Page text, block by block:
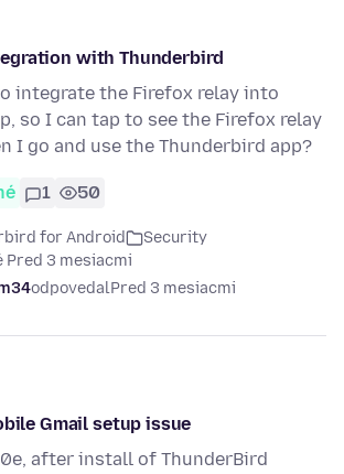
with Thunderbird
integrate the Firefox relay into
so I can tap to see the Firefox relay
I go and use the Thunderbird app?
1 50
for Android
Security
Pred 3 mesiacmi
odpovedalPred 3 mesiacmi
Gmail setup issue
after install of ThunderBird